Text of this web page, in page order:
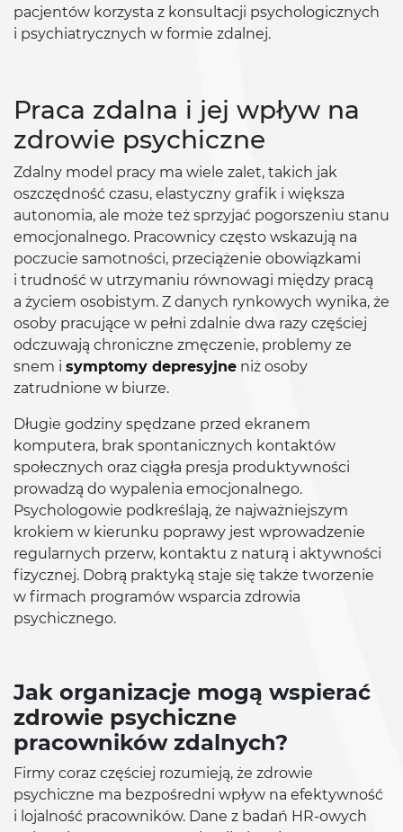
pacjentów korzysta z konsultacji psychologicznych
i psychiatrycznych w formie zdalnej.
Praca zdalna i jej wpływ na
zdrowie psychiczne
Zdalny model pracy ma wiele zalet, takich jak
oszczędność czasu, elastyczny grafik i większa
autonomia, ale może też sprzyjać pogorszeniu stanu
emocjonalnego. Pracownicy często wskazują na
poczucie samotności, przeciążenie obowiązkami
i trudność w utrzymaniu równowagi między pracą
a życiem osobistym. Z danych rynkowych wynika, że
osoby pracujące w pełni zdalnie dwa razy częściej
odczuwają chroniczne zmęczenie, problemy ze
snem i symptomy depresyjne niż osoby
zatrudnione w biurze.
Długie godziny spędzane przed ekranem
komputera, brak spontanicznych kontaktów
społecznych oraz ciągła presja produktywności
prowadzą do wypalenia emocjonalnego.
Psychologowie podkreślają, że najważniejszym
krokiem w kierunku poprawy jest wprowadzenie
regularnych przerw, kontaktu z naturą i aktywności
fizycznej. Dobrą praktyką staje się także tworzenie
w firmach programów wsparcia zdrowia
psychicznego.
Jak organizacje mogą wspierać
zdrowie psychiczne
pracowników zdalnych?
Firmy coraz częściej rozumieją, że zdrowie
psychiczne ma bezpośredni wpływ na efektywność
i lojalność pracowników. Dane z badań HR-owych